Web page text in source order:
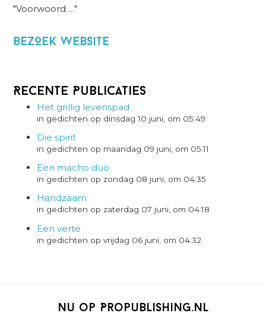
"Voorwoord …"
BezOek website
Recente Publicaties
Het grillig levenspad
in gedichten op dinsdag 10 juni, om 05:49
Die spirit
in gedichten op maandag 09 juni, om 05:11
Een macho duo
in gedichten op zondag 08 juni, om 04:35
Handzaam
in gedichten op zaterdag 07 juni, om 04:18
Een verte
in gedichten op vrijdag 06 juni, om 04:32
Nu op Propublishing.nl